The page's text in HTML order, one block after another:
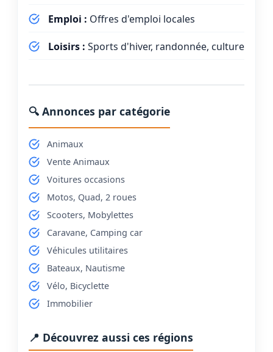
Emploi : Offres d'emploi locales
Loisirs : Sports d'hiver, randonnée, culture
🔍 Annonces par catégorie
Animaux
Vente Animaux
Voitures occasions
Motos, Quad, 2 roues
Scooters, Mobylettes
Caravane, Camping car
Véhicules utilitaires
Bateaux, Nautisme
Vélo, Bicyclette
Immobilier
📍 Découvrez aussi ces régions